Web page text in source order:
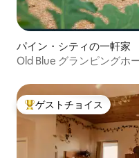
パイン・シティの一軒家
Old Blue グランピングホ
大好評のゲストチョイス
ゲストチョイス